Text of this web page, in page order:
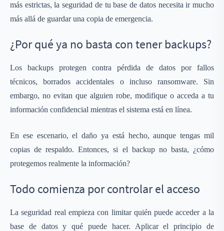
más estrictas, la seguridad de tu base de datos necesita ir mucho
más allá de guardar una copia de emergencia.
¿Por qué ya no basta con tener backups?
Los backups protegen contra pérdida de datos por fallos
técnicos, borrados accidentales o incluso ransomware. Sin
embargo, no evitan que alguien robe, modifique o acceda a tu
información confidencial mientras el sistema está en línea.
En ese escenario, el daño ya está hecho, aunque tengas mil
copias de respaldo. Entonces, si el backup no basta, ¿cómo
protegemos realmente la información?
Todo comienza por controlar el acceso
La seguridad real empieza con limitar quién puede acceder a la
base de datos y qué puede hacer. Aplicar el principio de